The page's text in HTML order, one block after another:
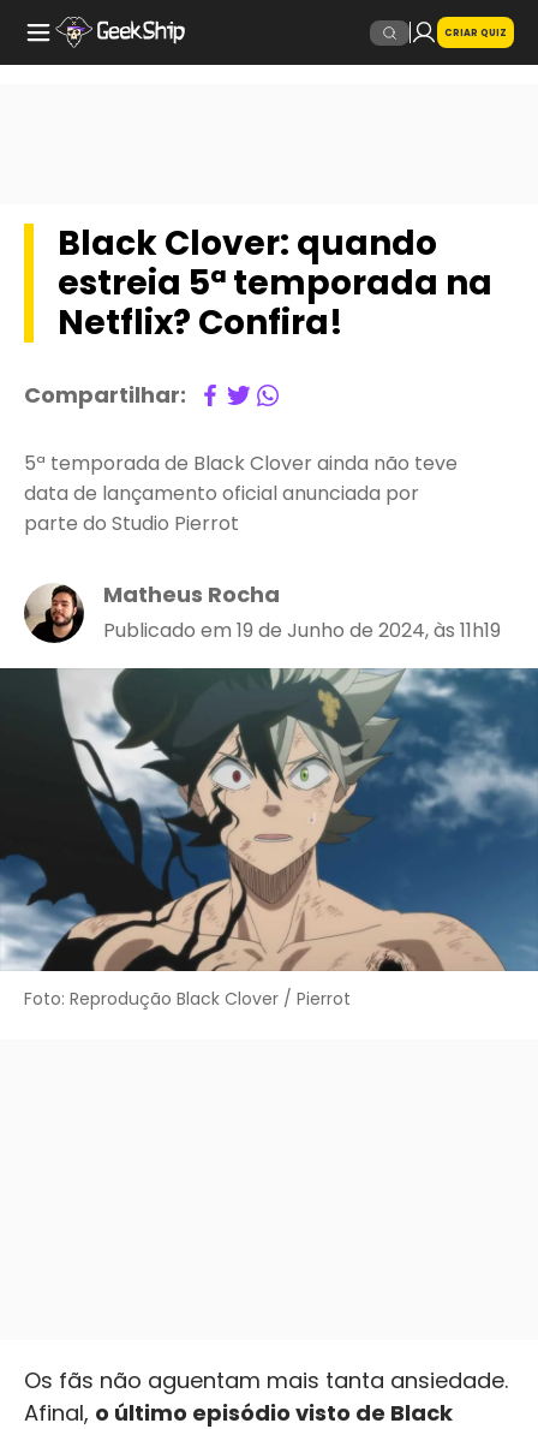
CRIAR QUIZ
Black Clover: quando
estreia 5ª temporada na
Netflix? Confira!
Compartilhar:
5ª temporada de Black Clover ainda não teve
data de lançamento oficial anunciada por
parte do Studio Pierrot
Matheus Rocha
Publicado em 19 de Junho de 2024, às 11h19
Foto: Reprodução Black Clover / Pierrot
Os fãs não aguentam mais tanta ansiedade.
Afinal, o último episódio visto de Black